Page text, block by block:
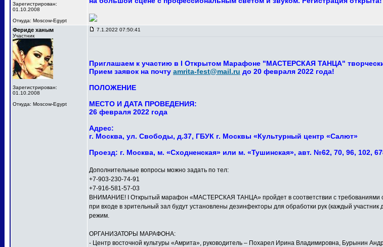
Зарегистрирован:
01.10.2008
Откуда: Moscow-Egypt
Фериде ханым
Участник
Зарегистрирован:
01.10.2008
Откуда: Moscow-Egypt
7.1.2022 07:50:41
Приглашаем к участию в I Открытом Марафоне "МАСТЕРСКАЯ ТАНЦА"
Прием заявок на почту amrita-fest@mail.ru до 20 февраля 2022 года!
ПОЛОЖЕНИЕ
МЕСТО И ДАТА ПРОВЕДЕНИЯ:
26 февраля 2022 года
Адрес:
г. Москва, ул. Свободы, д.37, ГБУК г. Москвы «Культурный центр «Салют»
Проезд: г. Москва, м. «Сходненская» или м. «Тушинская», авт. №62, 70, 96, 102,
Дополнительные вопросы можно задать по тел:
+7-903-230-74-91
+7-916-581-57-03
ВНИМАНИЕ! I Открытый марафон «МАСТЕРСКАЯ ТАНЦА» пройдет в соответствии с требованиями
при входе в зрительный зал будут установлены дезинфекторы для обработки рук (каждый
режим.
ОРГАНИЗАТОРЫ МАРАФОНА:
- Центр восточной культуры «Амрита», руководитель – Похарел Ирина Владимировна, Бурынин